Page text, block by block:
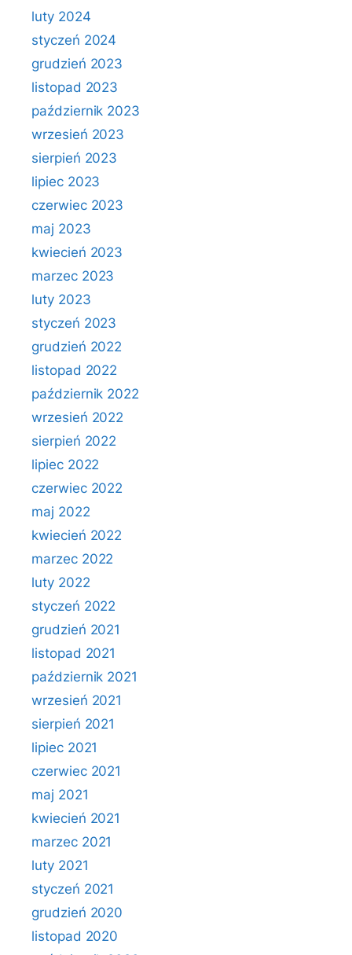
luty 2024
styczeń 2024
grudzień 2023
listopad 2023
październik 2023
wrzesień 2023
sierpień 2023
lipiec 2023
czerwiec 2023
maj 2023
kwiecień 2023
marzec 2023
luty 2023
styczeń 2023
grudzień 2022
listopad 2022
październik 2022
wrzesień 2022
sierpień 2022
lipiec 2022
czerwiec 2022
maj 2022
kwiecień 2022
marzec 2022
luty 2022
styczeń 2022
grudzień 2021
listopad 2021
październik 2021
wrzesień 2021
sierpień 2021
lipiec 2021
czerwiec 2021
maj 2021
kwiecień 2021
marzec 2021
luty 2021
styczeń 2021
grudzień 2020
listopad 2020